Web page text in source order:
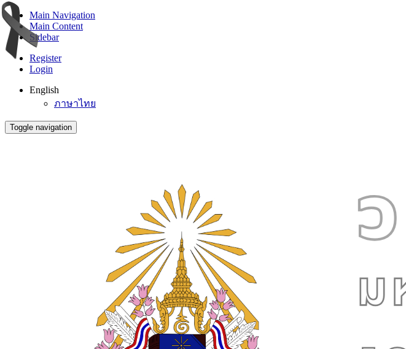
Main Navigation
Main Content
Sidebar
Register
Login
English
ภาษาไทย
Toggle navigation